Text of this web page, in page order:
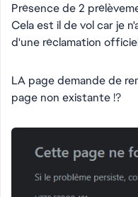
Présence de 2
Cela est il de vol car je
d'une réclamation
LA page demande de
page non existante !?